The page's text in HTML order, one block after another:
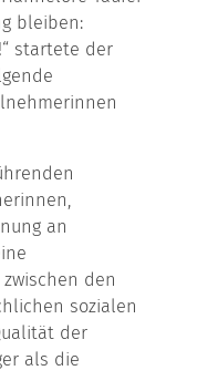
bleiben:
startete der
an
den
sozialen
der
als die